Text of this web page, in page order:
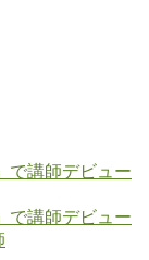
で講師デビュー
で講師デビュー